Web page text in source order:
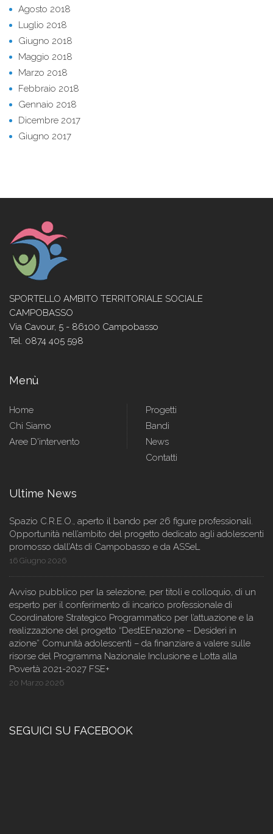
Agosto 2018
Luglio 2018
Giugno 2018
Maggio 2018
Marzo 2018
Febbraio 2018
Gennaio 2018
Dicembre 2017
Giugno 2017
SPORTELLO AMBITO TERRITORIALE SOCIALE
CAMPOBASSO
Via Cavour, 5 - 86100 Campobasso
Tel. 0874 405 598
Menù
Home
Chi Siamo
Aree D'intervento
Progetti
Bandi
News
Contatti
Ultime News
Spazio C.R.E.O., aperto il bando per 26 figure professionali.
Opportunità nell’ambito del progetto dedicato agli adolescenti
promosso dall’Ats di Campobasso e da ASSeL
16 Giugno 2026
Avviso pubblico per la selezione, per titoli e colloquio, di un
esperto per il conferimento di incarico professionale di
Coordinatore Strategico Programmatico per l’attuazione e la
realizzazione del progetto “DestEEnazione – Desideri in
azione” Comunità adolescenti – da finanziare a valere sulle
risorse del Programma Nazionale Inclusione e Lotta alla
Povertà 2021-2027 FSE+
20 Marzo 2026
SEGUICI SU FACEBOOK